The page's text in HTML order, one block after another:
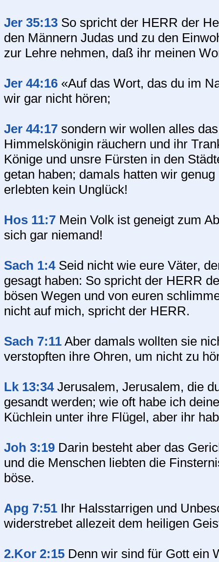
Jer 35:13 So spricht der HERR der
den Männern Judas und zu den
zur Lehre nehmen, daß ihr meinen
Jer 44:16 «Auf das Wort, das du im
wir gar nicht hören;
Jer 44:17 sondern wir wollen alles
Himmelskönigin räuchern und ihr
Könige und unsre Fürsten in den
getan haben; damals hatten wir
erlebten kein Unglück!
Hos 11:7 Mein Volk ist geneigt zum
sich gar niemand!
Sach 1:4Seid nicht wie eure Väter,
gesagt haben: So spricht der HERR
bösen Wegen und von euren
nicht auf mich, spricht der HERR.
Sach 7:11 Aber damals wollten sie
verstopften ihre Ohren, um nicht zu
Lk 13:34Jerusalem, Jerusalem, die
gesandt werden; wie oft habe ich
Küchlein unter ihre Flügel, aber ihr
Joh 3:19 Darin besteht aber das
und die Menschen liebten die
böse.
Apg 7:51 Ihr Halsstarrigen und
widerstrebet allezeit dem heiligen
2.Kor 2:15 Denn wir sind für Gott ein